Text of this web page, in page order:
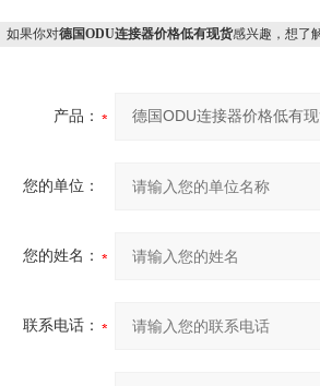
如果你对德国ODU连接器价格低有现货感兴趣，想了
产品：
您的单位：
您的姓名：
联系电话：